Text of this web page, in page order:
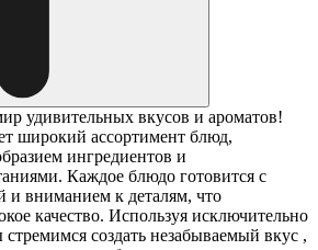
удивительных вкусов и ароматов!
широкий ассортимент блюд,
ингредиентов и
Каждое блюдо готовится с
и вниманием к деталям, что
качество. Используя исключительно
создать незабываемый вкус ,